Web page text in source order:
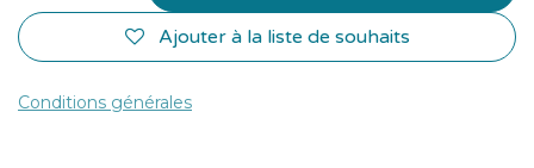
Ajouter à la liste de souhaits
Conditions générales